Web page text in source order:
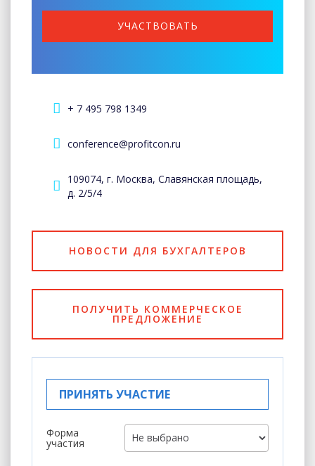
УЧАСТВОВАТЬ
+ 7 495 798 1349
conference@profitcon.ru
109074, г. Москва, Славянская площадь,
д. 2/5/4
НОВОСТИ ДЛЯ БУХГАЛТЕРОВ
ПОЛУЧИТЬ КОММЕРЧЕСКОЕ
ПРЕДЛОЖЕНИЕ
ПРИНЯТЬ УЧАСТИЕ
Форма
участия